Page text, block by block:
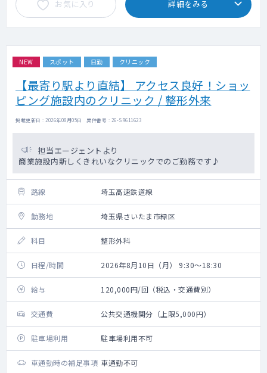
お気に入り 詳細をみる
NEW スポット 日勤 クリニック
【最寄り駅より直結】 アクセス良好！ショッ
ピング施設内のクリニック / 整形外来
掲載更新日 : 2026年08月05日 案件番号 : 26-SR611623
担当エージェントより
商業施設内新しくきれいなクリニックでのご勤務です♪
路線 埼玉高速鉄道線
勤務地 埼玉県さいたま市緑区
科目 整形外科
日程/時間 2026年8月10日（月） 9:30～18:30
給与 120,000円/回（税込・交通費別）
交通費 公共交通機関分（上限5,000円）
駐車場利用 駐車場利用不可
車通勤時の補足事項 車通勤不可